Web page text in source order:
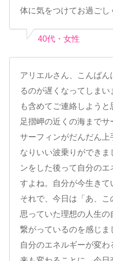
体に気をつけてお過ごし
40代・女性
アリエルさん、こんば
るのが遅くなってしま
も含めてご連絡しよう
足摺岬の近くの海までサ
サーフィンがだんだん
なりいい波乗りができ
ンをした後って自分の
すよね。自分が今生きて
それで、今日は「あ、
思っていた理想の人生
繋がっているのを感じま
自分のエネルギーが変